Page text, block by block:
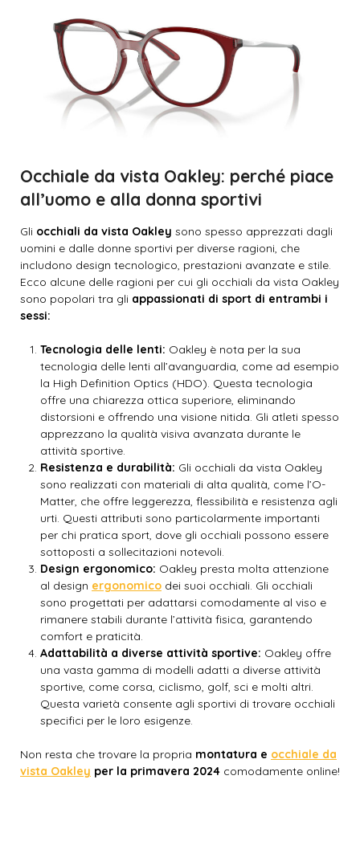
Occhiale da vista Oakley: perché piace
all’uomo e alla donna sportivi
Gli occhiali da vista Oakley sono spesso apprezzati dagli
uomini e dalle donne sportivi per diverse ragioni, che
includono design tecnologico, prestazioni avanzate e stile.
Ecco alcune delle ragioni per cui gli occhiali da vista Oakley
sono popolari tra gli appassionati di sport di entrambi i
sessi:
Tecnologia delle lenti: Oakley è nota per la sua
tecnologia delle lenti all’avanguardia, come ad esempio
la High Definition Optics (HDO). Questa tecnologia
offre una chiarezza ottica superiore, eliminando
distorsioni e offrendo una visione nitida. Gli atleti spesso
apprezzano la qualità visiva avanzata durante le
attività sportive.
Resistenza e durabilità: Gli occhiali da vista Oakley
sono realizzati con materiali di alta qualità, come l’O-
Matter, che offre leggerezza, flessibilità e resistenza agli
urti. Questi attributi sono particolarmente importanti
per chi pratica sport, dove gli occhiali possono essere
sottoposti a sollecitazioni notevoli.
Design ergonomico: Oakley presta molta attenzione
al design ergonomico dei suoi occhiali. Gli occhiali
sono progettati per adattarsi comodamente al viso e
rimanere stabili durante l’attività fisica, garantendo
comfort e praticità.
Adattabilità a diverse attività sportive: Oakley offre
una vasta gamma di modelli adatti a diverse attività
sportive, come corsa, ciclismo, golf, sci e molti altri.
Questa varietà consente agli sportivi di trovare occhiali
specifici per le loro esigenze.
Non resta che trovare la propria montatura e occhiale da
vista Oakley per la primavera 2024 comodamente online!